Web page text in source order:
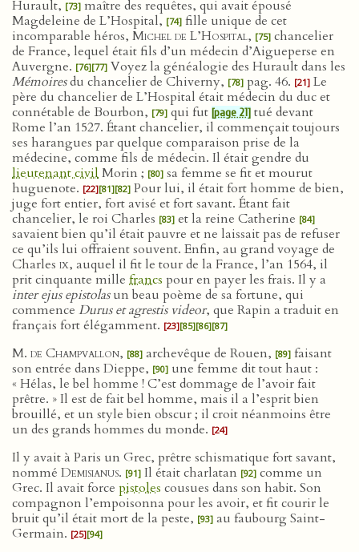
Hurault, [73] maître des requêtes, qui avait épousé
Magdeleine de L’Hospital, [74] fille unique de cet
incomparable héros, Michel de L’Hospital, [75] chancelier
de France, lequel était fils d’un médecin d’Aigueperse en
Auvergne. [76][77] Voyez la généalogie des Hurault dans les
Mémoiresdu chancelier de Chiverny, [78] pag. 46. [21] Le
père du chancelier de L’Hospital était médecin du duc et
connétable de Bourbon, [79] qui fut [page 21] tué devant
Rome l’an 1527. Étant chancelier, il commençait toujours
ses harangues par quelque comparaison prise de la
médecine, comme fils de médecin. Il était gendre du
lieutenant civilMorin ; [80] sa femme se fit et mourut
huguenote. [22][81][82] Pour lui, il était fort homme de bien,
juge fort entier, fort avisé et fort savant. Étant fait
chancelier, le roi Charles [83] et la reine Catherine [84]
savaient bien qu’il était pauvre et ne laissait pas de refuser
ce qu’ils lui offraient souvent. Enfin, au grand voyage de
Charles ix, auquel il fit le tour de la France, l’an 1564, il
prit cinquante mille francs pour en payer les frais. Il y a
inter ejus epistolasun beau poème de sa fortune, qui
commence Durus et agrestis videor, que Rapin a traduit en
français fort élégamment. [23][85][86][87]
M. de Champvallon, [88] archevêque de Rouen, [89] faisant
son entrée dans Dieppe, [90] une femme dit tout haut :
« Hélas, le bel homme ! C’est dommage de l’avoir fait
prêtre. » Il est de fait bel homme, mais il a l’esprit bien
brouillé, et un style bien obscur ; il croit néanmoins être
un des grands hommes du monde. [24]
Il y avait à Paris un Grec, prêtre schismatique fort savant,
nommé Demisianus. [91] Il était charlatan [92] comme un
Grec. Il avait force pistoles cousues dans son habit. Son
compagnon l’empoisonna pour les avoir, et fit courir le
bruit qu’il était mort de la peste, [93] au faubourg Saint-
Germain. [25][94]